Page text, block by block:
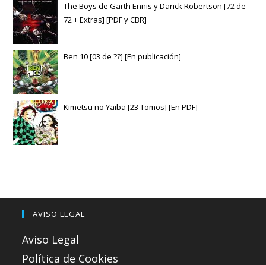
The Boys de Garth Ennis y Darick Robertson [72 de
72 + Extras] [PDF y CBR]
Ben 10 [03 de ??] [En publicación]
Kimetsu no Yaiba [23 Tomos] [En PDF]
AVISO LEGAL
Aviso Legal
Política de Cookies